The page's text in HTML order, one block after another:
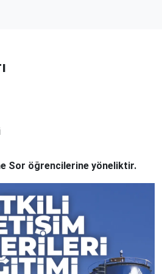
Sor öğrencilerine yöneliktir.